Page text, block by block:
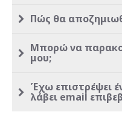
Πώς θα
Μπορώ να
μου;
Έχω επιστρέψει
λάβει email